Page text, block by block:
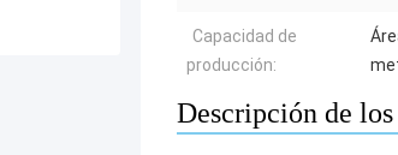
Capacidad de
producción:
Descripción de